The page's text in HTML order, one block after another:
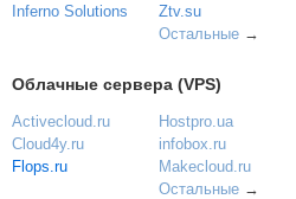
Inferno Solutions
Ztv.su
Остальные→
Облачные сервера (VPS)
Activecloud.ru
Cloud4y.ru
Flops.ru
Hostpro.ua
infobox.ru
Makecloud.ru
Остальные→